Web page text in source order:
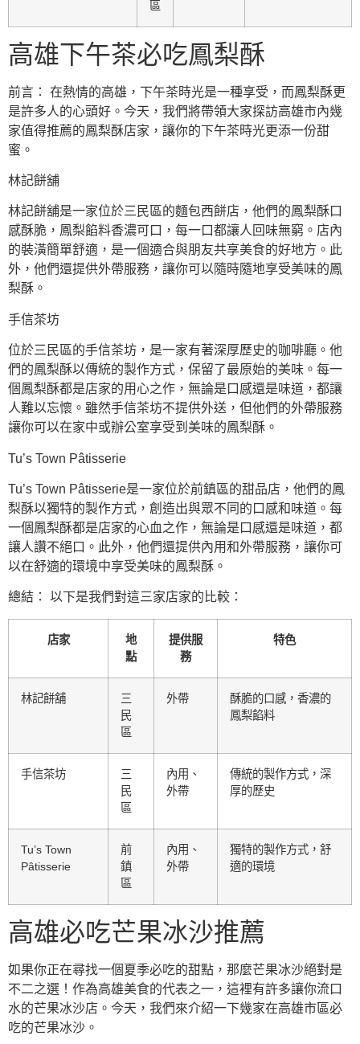
區
高雄下午茶必吃鳳梨酥
前言： 在熱情的高雄，下午茶時光是一種享受，而鳳梨酥更
是許多人的心頭好。今天，我們將帶領大家探訪高雄市內幾
家值得推薦的鳳梨酥店家，讓你的下午茶時光更添一份甜
蜜。
林記餅舖
林記餅舖是一家位於三民區的麵包西餅店，他們的鳳梨酥口
感酥脆，鳳梨餡料香濃可口，每一口都讓人回味無窮。店內
的裝潢簡單舒適，是一個適合與朋友共享美食的好地方。此
外，他們還提供外帶服務，讓你可以隨時隨地享受美味的鳳
梨酥。
手信茶坊
位於三民區的手信茶坊，是一家有著深厚歷史的咖啡廳。他
們的鳳梨酥以傳統的製作方式，保留了最原始的美味。每一
個鳳梨酥都是店家的用心之作，無論是口感還是味道，都讓
人難以忘懷。雖然手信茶坊不提供外送，但他們的外帶服務
讓你可以在家中或辦公室享受到美味的鳳梨酥。
Tu’s Town Pâtisserie
Tu’s Town Pâtisserie是一家位於前鎮區的甜品店，他們的鳳
梨酥以獨特的製作方式，創造出與眾不同的口感和味道。每
一個鳳梨酥都是店家的心血之作，無論是口感還是味道，都
讓人讚不絕口。此外，他們還提供內用和外帶服務，讓你可
以在舒適的環境中享受美味的鳳梨酥。
總結： 以下是我們對這三家店家的比較：
店家
地
點
提供服
務
特色
林記餅舖
三
民
區
外帶
酥脆的口感，香濃的
鳳梨餡料
手信茶坊
三
民
區
內用、
外帶
傳統的製作方式，深
厚的歷史
Tu’s Town
Pâtisserie
前
鎮
區
內用、
外帶
獨特的製作方式，舒
適的環境
高雄必吃芒果冰沙推薦
如果你正在尋找一個夏季必吃的甜點，那麼芒果冰沙絕對是
不二之選！作為高雄美食的代表之一，這裡有許多讓你流口
水的芒果冰沙店。今天，我們來介紹一下幾家在高雄市區必
吃的芒果冰沙。